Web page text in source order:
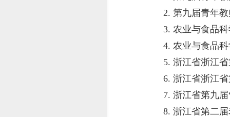
2. 第九届青年
3. 农业与食品
4. 农业与食品
5. 浙江省浙江
6. 浙江省浙江
7. 浙江省第九
8. 浙江省第二